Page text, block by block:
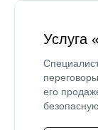
Услуга
его